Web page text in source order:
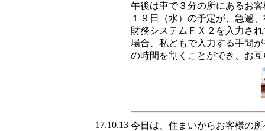
午後は車で３分の所にあるお
１９日（水）の予定が、急遽
財務システムＦＸ２を入力さ
場合、私どもで入力する手間
の時間を割くことができ、お
17.10.13 今日は、住まいからお客様の